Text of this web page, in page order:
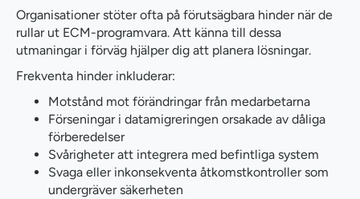
Organisationer stöter ofta på förutsägbara hinder när de
rullar ut ECM-programvara. Att känna till dessa
utmaningar i förväg hjälper dig att planera lösningar.
Frekventa hinder inkluderar:
Motstånd mot förändringar från medarbetarna
Förseningar i datamigreringen orsakade av dåliga
förberedelser
Svårigheter att integrera med befintliga system
Svaga eller inkonsekventa åtkomstkontroller som
undergräver säkerheten